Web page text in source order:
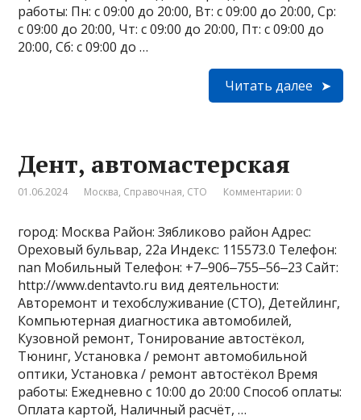
работы: Пн: с 09:00 до 20:00, Вт: с 09:00 до 20:00, Ср:
с 09:00 до 20:00, Чт: с 09:00 до 20:00, Пт: с 09:00 до
20:00, Сб: с 09:00 до …
Читать далее
Дент, автомастерская
01.06.2024 Москва, Справочная, СТО Комментарии: 0
город: Москва Район: Зябликово район Адрес:
Ореховый бульвар, 22а Индекс: 115573.0 Телефон:
nan Мобильный Телефон: +7‒906‒755‒56‒23 Сайт:
http://www.dentavto.ru вид деятельности:
Авторемонт и техобслуживание (СТО), Детейлинг,
Компьютерная диагностика автомобилей,
Кузовной ремонт, Тонирование автостёкол,
Тюнинг, Установка / ремонт автомобильной
оптики, Установка / ремонт автостёкол Время
работы: Ежедневно с 10:00 до 20:00 Способ оплаты:
Оплата картой, Наличный расчёт, …